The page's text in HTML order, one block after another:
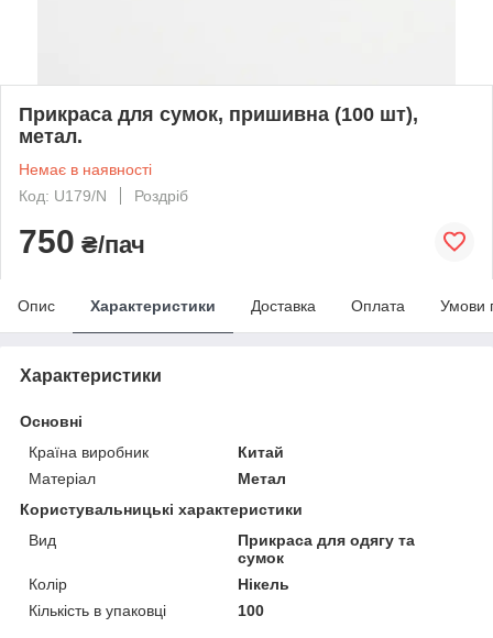
Прикраса для сумок, пришивна (100 шт),
метал.
Немає в наявності
Код: U179/N
Роздріб
750 ₴/пач
Опис Характеристики Доставка Оплата Умови
Характеристики
Основні
Країна виробник
Китай
Матеріал
Метал
Користувальницькі характеристики
Вид
Прикраса для одягу та
сумок
Колір
Нікель
Кількість в упаковці
100